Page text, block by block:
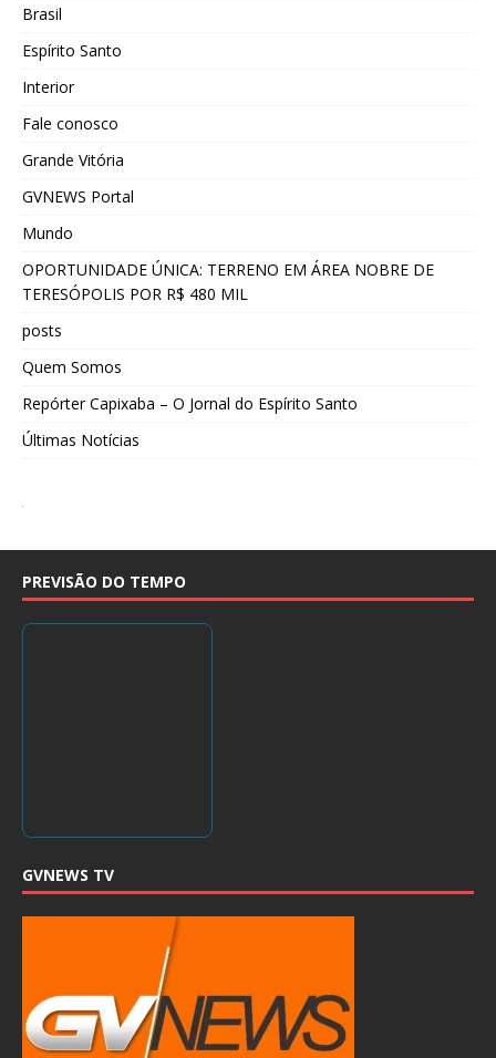
Brasil
Espírito Santo
Interior
Fale conosco
Grande Vitória
GVNEWS Portal
Mundo
OPORTUNIDADE ÚNICA: TERRENO EM ÁREA NOBRE DE
TERESÓPOLIS POR R$ 480 MIL
posts
Quem Somos
Repórter Capixaba – O Jornal do Espírito Santo
Últimas Notícias
PREVISÃO DO TEMPO
GVNEWS TV